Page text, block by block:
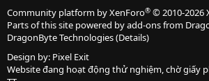
Community platform by XenForo® © 2010-2026
Parts of this site powered byadd-ons from
DragonByte Technologies(Details)
Design by: Pixel Exit
Website đang hoạt động thử nghiệm, chờ giấy